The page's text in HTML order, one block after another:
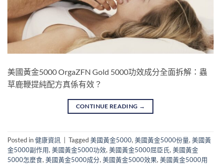
美國黃金5000 OrgaZFN Gold 5000功效成分全面拆解：蟲
草鹿鞭提純配方真係有效？
CONTINUE READING →
Posted in健康資訊 Tagged美國黃金5000,美國黃金5000份量,美國黃
金5000副作用,美國黃金5000功效,美國黃金5000屈臣氏,美國黃金
5000怎麼食,美國黃金5000成分,美國黃金5000效果,美國黃金5000用